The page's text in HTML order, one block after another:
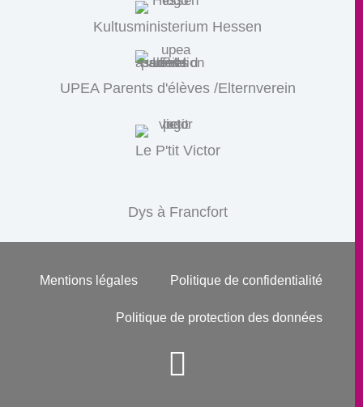
Kultusministerium Hessen
UPEA Parents d'élèves /Elternverein
Le P'tit Victor
Dys à Francfort
Mentions légales Politique de confidentialité
Politique de protection des données